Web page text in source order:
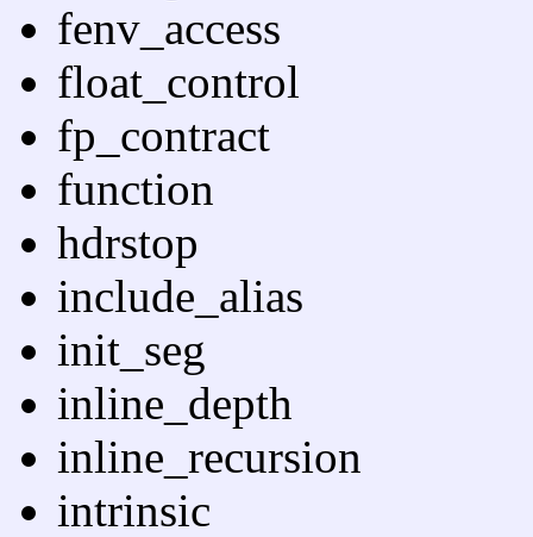
fenv_access
float_control
fp_contract
function
hdrstop
include_alias
init_seg
inline_depth
inline_recursion
intrinsic